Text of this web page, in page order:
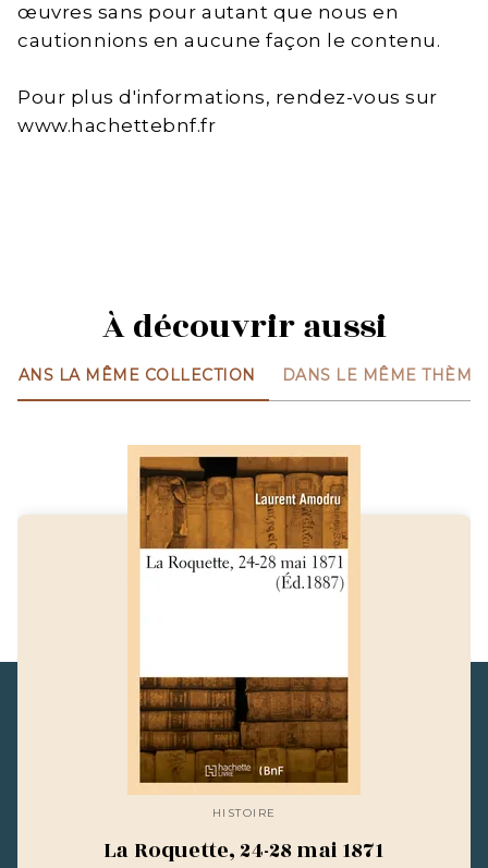
œuvres sans pour autant que nous en
cautionnions en aucune façon le contenu.
Pour plus d'informations, rendez-vous sur
www.hachettebnf.fr
À découvrir aussi
DANS LA MÊME COLLECTION DANS LE MÊME THÈME
HISTOIRE
La Roquette, 24-28 mai 1871